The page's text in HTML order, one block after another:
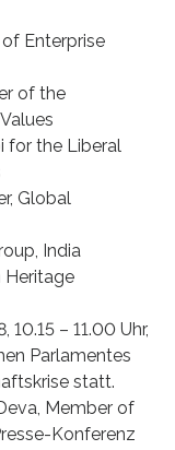
Enterprise
of the
for the Liberal
Global
India
Heritage
10.15 – 11.00 Uhr,
Parlamentes
statt.
Member of
Konferenz